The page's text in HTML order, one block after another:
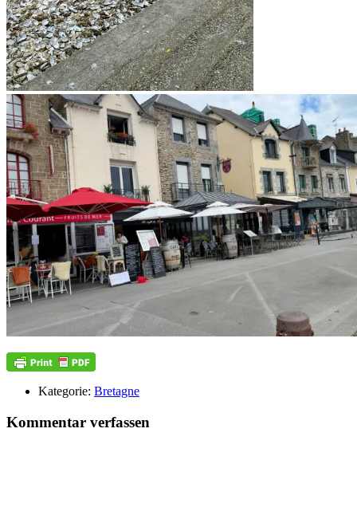
Kategorie: Bretagne
Kommentar verfassen